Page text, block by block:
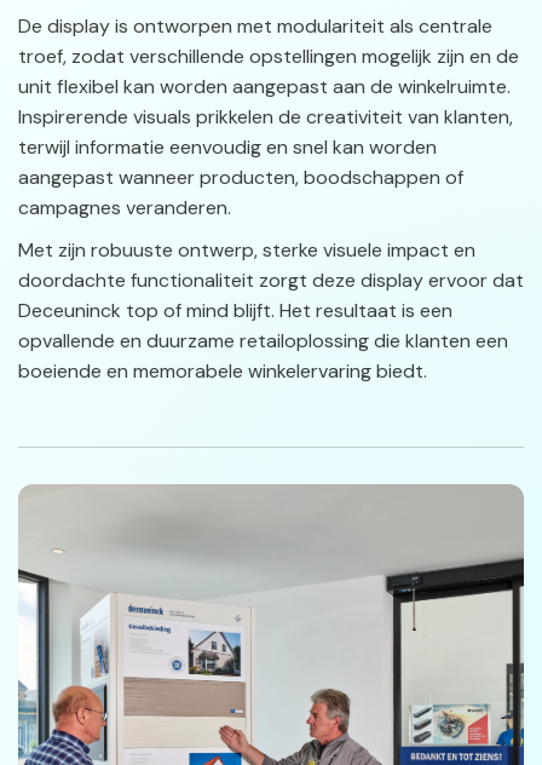
De display is ontworpen met modulariteit als centrale
troef, zodat verschillende opstellingen mogelijk zijn en de
unit flexibel kan worden aangepast aan de winkelruimte.
Inspirerende visuals prikkelen de creativiteit van klanten,
terwijl informatie eenvoudig en snel kan worden
aangepast wanneer producten, boodschappen of
campagnes veranderen.
Met zijn robuuste ontwerp, sterke visuele impact en
doordachte functionaliteit zorgt deze display ervoor dat
Deceuninck top of mind blijft. Het resultaat is een
opvallende en duurzame retailoplossing die klanten een
boeiende en memorabele winkelervaring biedt.